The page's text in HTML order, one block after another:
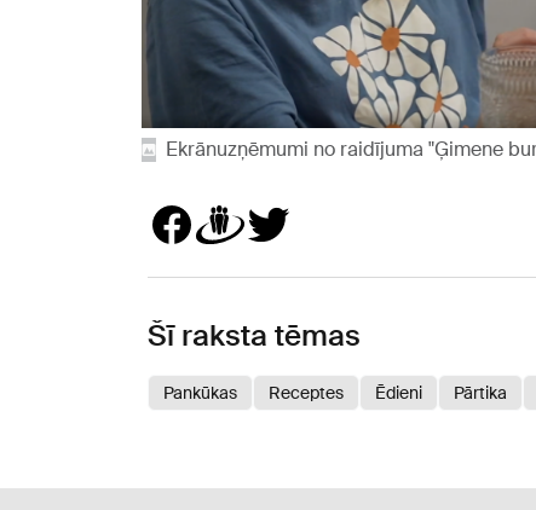
Ekrānuzņēmumi no raidījuma "Ģimene
Šī raksta tēmas
Pankūkas Receptes Ēdieni Pārtika